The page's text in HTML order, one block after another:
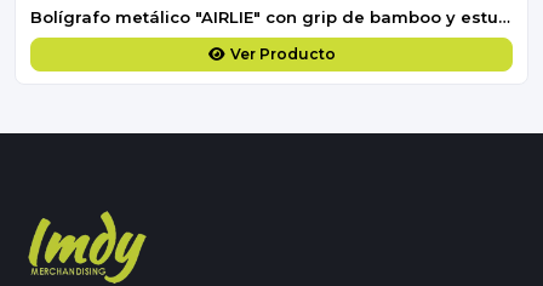
Bolígrafo metálico "AIRLIE" con grip de bamboo y estuche.
Ver Producto